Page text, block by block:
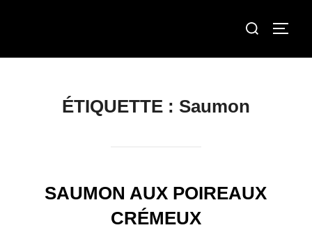
Rechercher :
ÉTIQUETTE : Saumon
SAUMON AUX POIREAUX
CRÉMEUX